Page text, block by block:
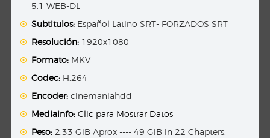
5.1 WEB-DL
Subtitulos: Español Latino SRT- FORZADOS SRT
Resolución: 1920x1080
Formato: MKV
Codec: H.264
Encoder: cinemaniahdd
Mediainfo: Clic para Mostrar Datos
Peso: 2.33 GiB Aprox ---- 49 GiB in 22 Chapters.